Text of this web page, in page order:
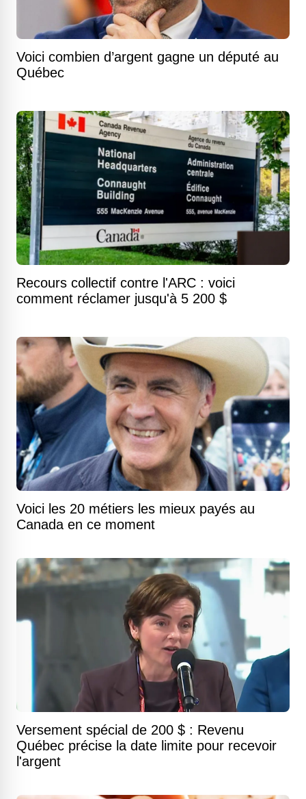
Voici combien d’argent gagne un député au
Québec
Recours collectif contre l'ARC : voici
comment réclamer jusqu'à 5 200 $
Voici les 20 métiers les mieux payés au
Canada en ce moment
Versement spécial de 200 $ : Revenu
Québec précise la date limite pour recevoir
l'argent